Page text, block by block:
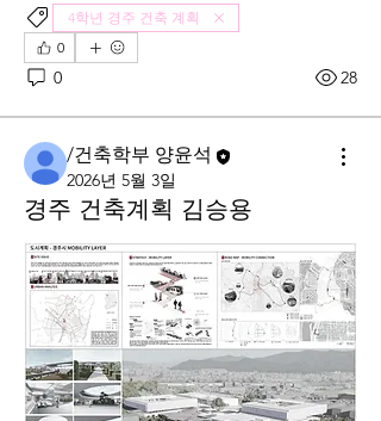
4학년 경주 건축 계획
0
0 28
/건축학부 양윤석
2026년 5월 3일
경주 건축계획 김승용